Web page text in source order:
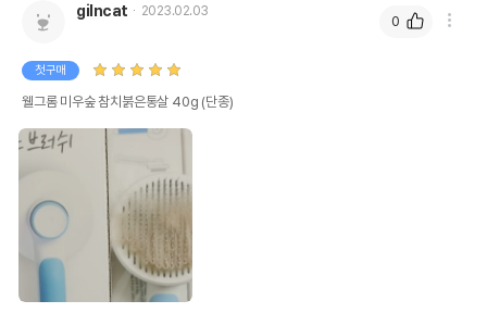
gilncat 2023.02.03
첫구매
웰그롬 미우숲 참치붉은통살 40g (단종)
0